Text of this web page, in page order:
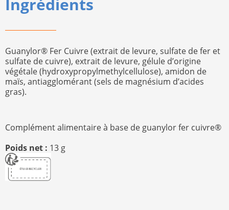
Ingrédients
Guanylor® Fer Cuivre (extrait de levure, sulfate de fer et
sulfate de cuivre), extrait de levure, gélule d’origine
végétale (hydroxypropylmethylcellulose), amidon de
maïs, antiagglomérant (sels de magnésium d’acides
gras).
Complément alimentaire à base de guanylor fer cuivre®
Poids net : 13 g